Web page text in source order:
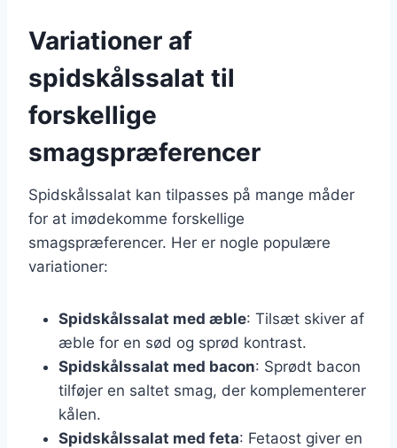
Variationer af
spidskålssalat til
forskellige
smagspræferencer
Spidskålssalat kan tilpasses på mange måder
for at imødekomme forskellige
smagspræferencer. Her er nogle populære
variationer:
Spidskålssalat med æble: Tilsæt skiver af
æble for en sød og sprød kontrast.
Spidskålssalat med bacon: Sprødt bacon
tilføjer en saltet smag, der komplementerer
kålen.
Spidskålssalat med feta: Fetaost giver en